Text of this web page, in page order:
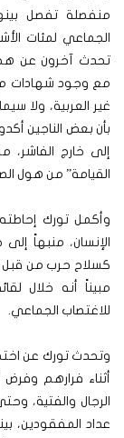
منفصلة تفصل
الجماعي لمئات
تحدث آخرون عن
مع وجود شهادات
غير العربية، ولا
بأن بعض الناجين
إلى خارج الفاشر،
القيامة” من هول
وأكمل تورك
الإنسان، منبهاً
كسلاح حرب من قبل
مبيناً أنه خلال
للاغتصاب الجماعي.
وتحدث تورك عن
أثناء فرارهم
الرجال والفتية،
عداد المفقودين،